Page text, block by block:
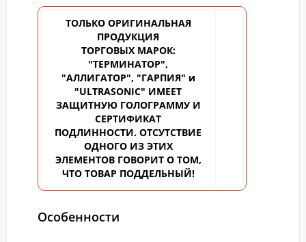
ТОЛЬКО ОРИГИНАЛЬНАЯ
ПРОДУКЦИЯ
ТОРГОВЫХМАРОК:
"ТЕРМИНАТОР",
"АЛЛИГАТОР", "ГАРПИЯ" и
"ULTRASONIC" ИМЕЕТ
ЗАЩИТНУЮ ГОЛОГРАММУ И
СЕРТИФИКАТ
ПОДЛИННОСТИ. ОТСУТСТВИЕ
ОДНОГО ИЗ ЭТИХ
ЭЛЕМЕНТОВ ГОВОРИТ О ТОМ,
ЧТО ТОВАР ПОДДЕЛЬНЫЙ!
Особенности